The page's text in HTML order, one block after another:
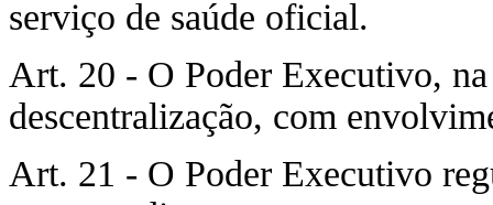
serviço de saúde oficial.
Art. 20 - O Poder Executivo,
descentralização, com
Art. 21 - O Poder Executivo